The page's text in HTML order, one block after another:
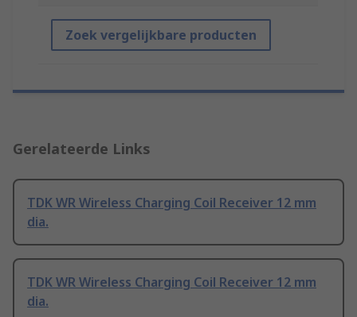
Zoek vergelijkbare producten
Gerelateerde Links
TDK WR Wireless Charging Coil Receiver 12 mm
dia.
TDK WR Wireless Charging Coil Receiver 12 mm
dia.